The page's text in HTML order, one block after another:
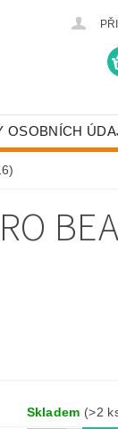
OSOBNÍCH
Skladem (>2